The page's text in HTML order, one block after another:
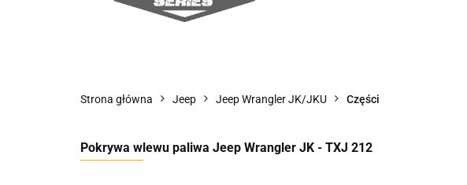
Panele ochronne
Strona główna Jeep Jeep Wrangler JK/JKU Części
Pokrywa wlewu paliwa Jeep Wrangler JK - TXJ 212